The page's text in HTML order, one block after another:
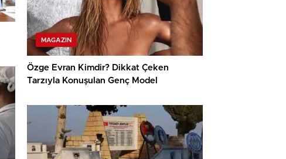
MAGAZIN
Özge Evran Kimdir? Dikkat Çeken
Tarzıyla Konuşulan Genç Model